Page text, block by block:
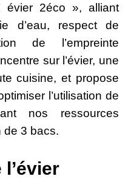
2éco », alliant
d’eau, respect de
de l’empreinte
sur l’évier, une
cuisine, et propose
l’utilisation de
nos ressources
de 3 bacs.